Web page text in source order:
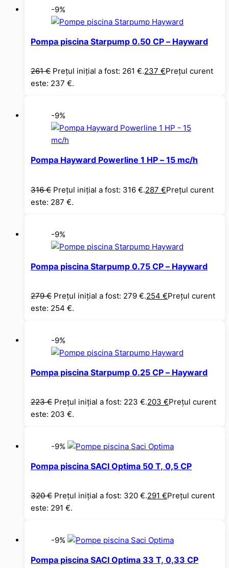
-9%
Pompa piscina Starpump 0.50 CP – Hayward
261€ Prețul inițial a fost: 261 €.237 €Prețul curent
este: 237 €.
-9%
Pompa Hayward Powerline 1 HP – 15 mc/h
316€ Prețul inițial a fost: 316 €.287 €Prețul curent
este: 287 €.
-9%
Pompa piscina Starpump 0.75 CP – Hayward
279€ Prețul inițial a fost: 279 €.254 €Prețul curent
este: 254 €.
-9%
Pompa piscina Starpump 0.25 CP – Hayward
223€ Prețul inițial a fost: 223 €.203 €Prețul curent
este: 203 €.
-9%
Pompa piscina SACI Optima 50 T, 0,5 CP
320€ Prețul inițial a fost: 320 €.291 €Prețul curent
este: 291 €.
-9%
Pompa piscina SACI Optima 33 T, 0,33 CP